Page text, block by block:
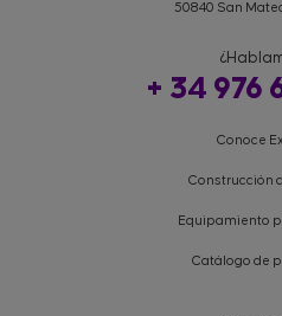
50840 San
+ 34 976
Conoce
Construcción
Equipamiento
Catálogo de